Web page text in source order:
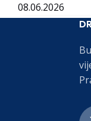
08.06.2026